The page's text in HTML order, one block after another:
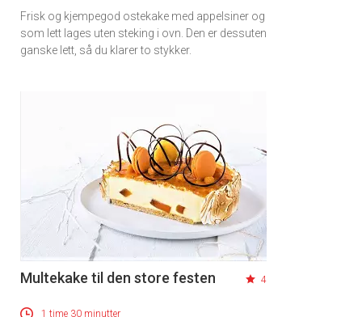
Frisk og kjempegod ostekake med appelsiner og
som lett lages uten steking i ovn. Den er dessuten
ganske lett, så du klarer to stykker.
Multekake til den store festen 4
1 time 30 minutter